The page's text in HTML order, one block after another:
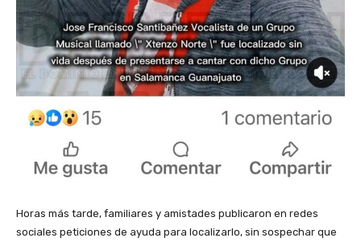
Horas más tarde, familiares y amistades publicaron en redes
sociales peticiones de ayuda para localizarlo, sin sospechar que